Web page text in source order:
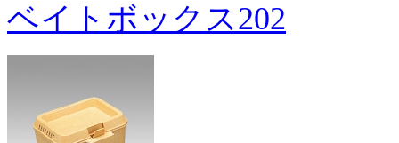
ベイトボックス202